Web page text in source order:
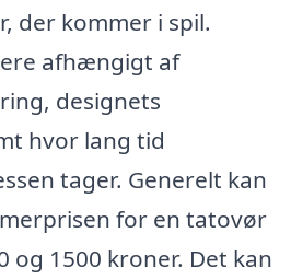
der kommer i spil.
afhængigt af
designets
hvor lang tid
tager. Generelt kan
for en tatovør
og 1500 kroner. Det kan